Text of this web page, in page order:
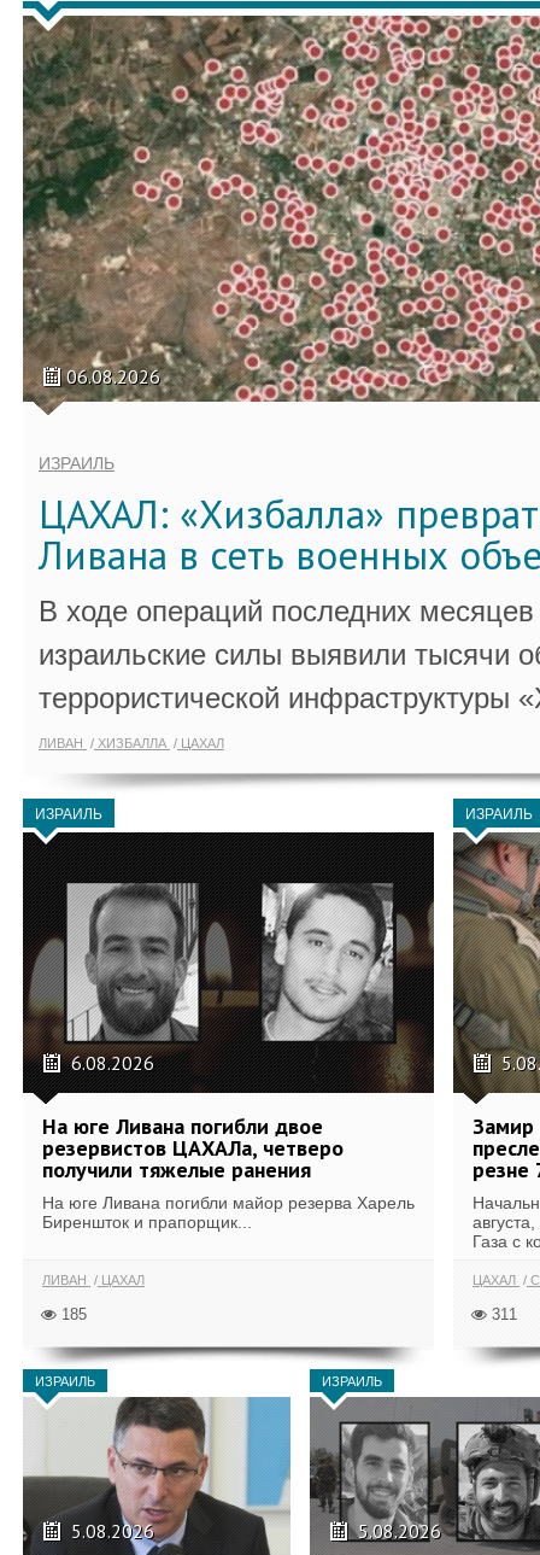
06.08.2026
ИЗРАИЛЬ
ЦАХАЛ: «Хизбалла»
Ливана в сеть военных
В ходе операций последних
израильские силы выявили тысячи
террористической инфраструктуры
ЛИВАН ХИЗБАЛЛА ЦАХАЛ
ИЗРАИЛЬ
6.08.2026
На юге Ливана погибли двое
резервистов ЦАХАЛа, четверо
получили тяжелые ранения
На юге Ливана погибли майор резерва Харель
Биреншток и прапорщик...
ЛИВАН ЦАХАЛ
185
ИЗРАИЛЬ
Замир
резне
Газа с
ЦАХАЛ
311
ИЗРАИЛЬ
5.08.2026
ИЗРАИЛЬ
5.08.2026